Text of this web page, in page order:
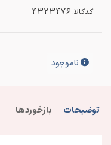
کدکالا:
ناموجود
توضیحات بازخوردها